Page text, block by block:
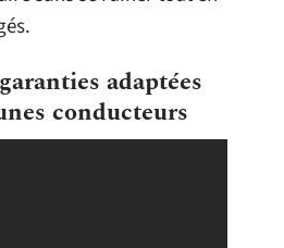
adaptées
conducteurs